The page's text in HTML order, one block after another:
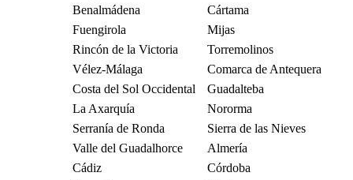
Benalmádena
Cártama
Fuengirola
Mijas
Rincón de la Victoria
Torremolinos
Vélez-Málaga
Comarca de Antequera
Costa del Sol Occidental
Guadalteba
La Axarquía
Nororma
Serranía de Ronda
Sierra de las Nieves
Valle del Guadalhorce
Almería
Cádiz
Córdoba